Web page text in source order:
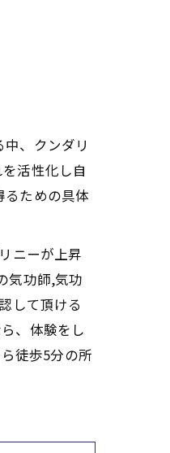
、クンダリ
活性化し自
ための具体
ニーが上昇
気功師,気功
して頂ける
、体験をし
徒歩5分の所